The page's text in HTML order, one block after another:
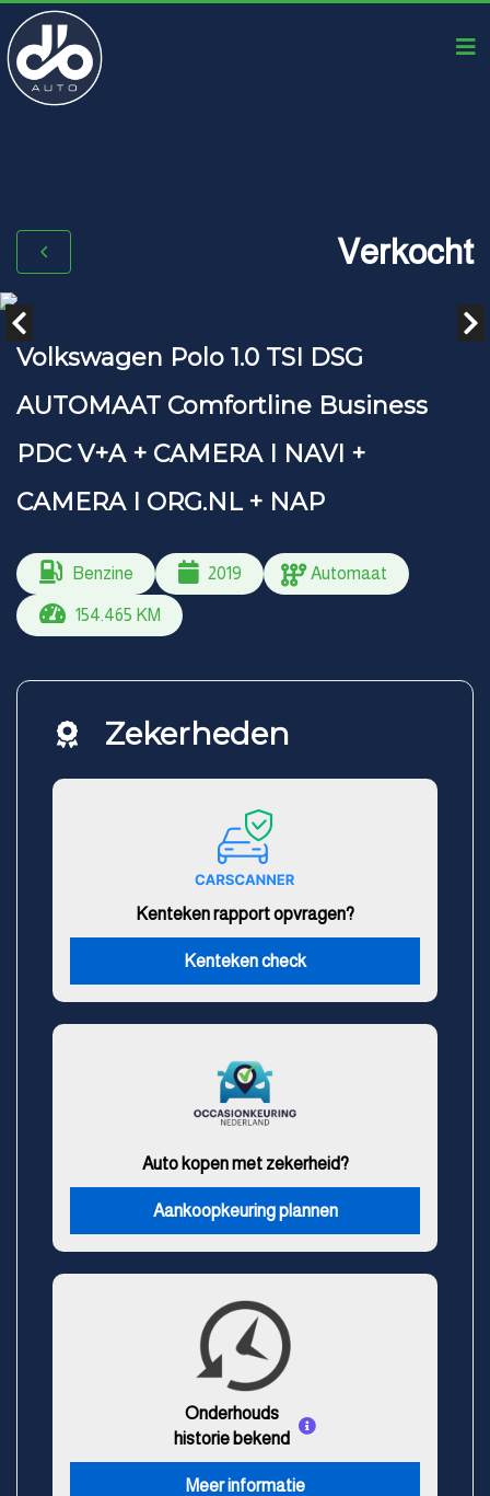
Verkocht
Volkswagen Polo 1.0 TSI DSG
AUTOMAAT Comfortline Business
PDC V+A + CAMERA I NAVI +
CAMERA I ORG.NL + NAP
Benzine 2019 Automaat
154.465 KM
Zekerheden
Kenteken rapport opvragen?
Kenteken check
Auto kopen met zekerheid?
Aankoopkeuring plannen
Onderhouds
historie bekend
Meer informatie